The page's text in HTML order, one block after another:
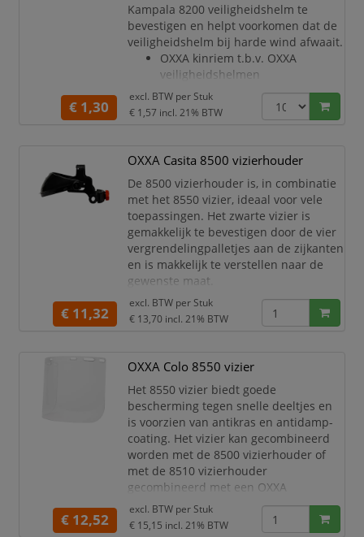
Kampala 8200 veiligheidshelm te
bevestigen en helpt voorkomen dat de
veiligheidshelm bij harde wind afwaait.
OXXA kinriem t.b.v. OXXA
veiligheidshelmen
Verstelbare lengte
Zorgt voor een goede pasvorm en
veiligheidshelm
Twee-punts bevestiging
Kleur: zwart
€ 1,30
excl. BTW per Stuk
€ 1,57 incl. 21% BTW
OXXA Casita 8500 vizierhouder
De 8500 vizierhouder is, in combinatie
met het 8550 vizier, ideaal voor vele
toepassingen. Het zwarte vizier is
gemakkelijk te bevestigen door de vier
vergrendelingpalletjes aan de zijkanten
en is makkelijk te verstellen naar de
gewenste maat.
Deze vizierhouder is gemaakt van
HDPE
Voorzien van een binnenwerk
eenvoudig in
Verstelbaar binnenwerk: 53 t/m
66 cm
Verwisselbare, a
€ 11,32
excl. BTW per Stuk
€ 13,70 incl. 21% BTW
OXXA Colo 8550 vizier
Het 8550 vizier biedt goede
bescherming tegen snelle deeltjes en
is voorzien van antikras en antidamp-
coating. Het vizier kan gecombineerd
worden met de 8500 vizierhouder of
met de 8510 vizierhouder
gecombineerd met een OXXA
veiligheidshelm.
Vizier is gemaakt van
€ 12,52
excl. BTW per Stuk
€ 15,15 incl. 21% BTW